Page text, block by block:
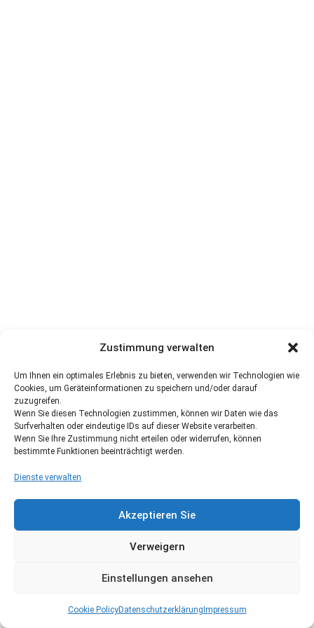
Zustimmung verwalten
Um Ihnen ein optimales Erlebnis zu bieten, verwenden wir Technologien wie
Cookies, um Geräteinformationen zu speichern und/oder darauf
zuzugreifen.
Wenn Sie diesen Technologien zustimmen, können wir Daten wie das
Surfverhalten oder eindeutige IDs auf dieser Website verarbeiten.
Wenn Sie Ihre Zustimmung nicht erteilen oder widerrufen, können
bestimmte Funktionen beeinträchtigt werden.
Dienste verwalten
Akzeptieren Sie
Verweigern
Einstellungen ansehen
Cookie PolicyDatenschutzerklärung Impressum